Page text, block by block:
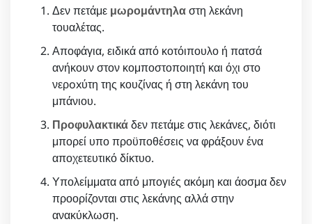
Δεν πετάμε μωρομάντηλαστη λεκάνη
τουαλέτας.
Αποφάγια, ειδικά από κοτόιπουλο ή πατσά
ανήκουν στον κομποστοποιητή και όχι στο
νερoxύτη της κουζίνας ή στη λεκάνη του
μπάνιου.
Προφυλακτικάδεν πετάμε στις λεκάνες, διότι
μπορεί υπο προϋποθέσεις να φράξουν ένα
αποχετευτικό δίκτυο.
Υπολείμματα από μπογιές ακόμη και άοσμα δεν
προορίζονται στις λεκάνης αλλά στην
ανακύκλωση.